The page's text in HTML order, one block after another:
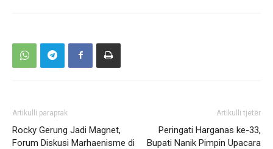
Artikulli paraprak
Rocky Gerung Jadi Magnet,
Forum Diskusi Marhaenisme di
Artikulli tjetër
Peringati Harganas ke-33,
Bupati Nanik Pimpin Upacara